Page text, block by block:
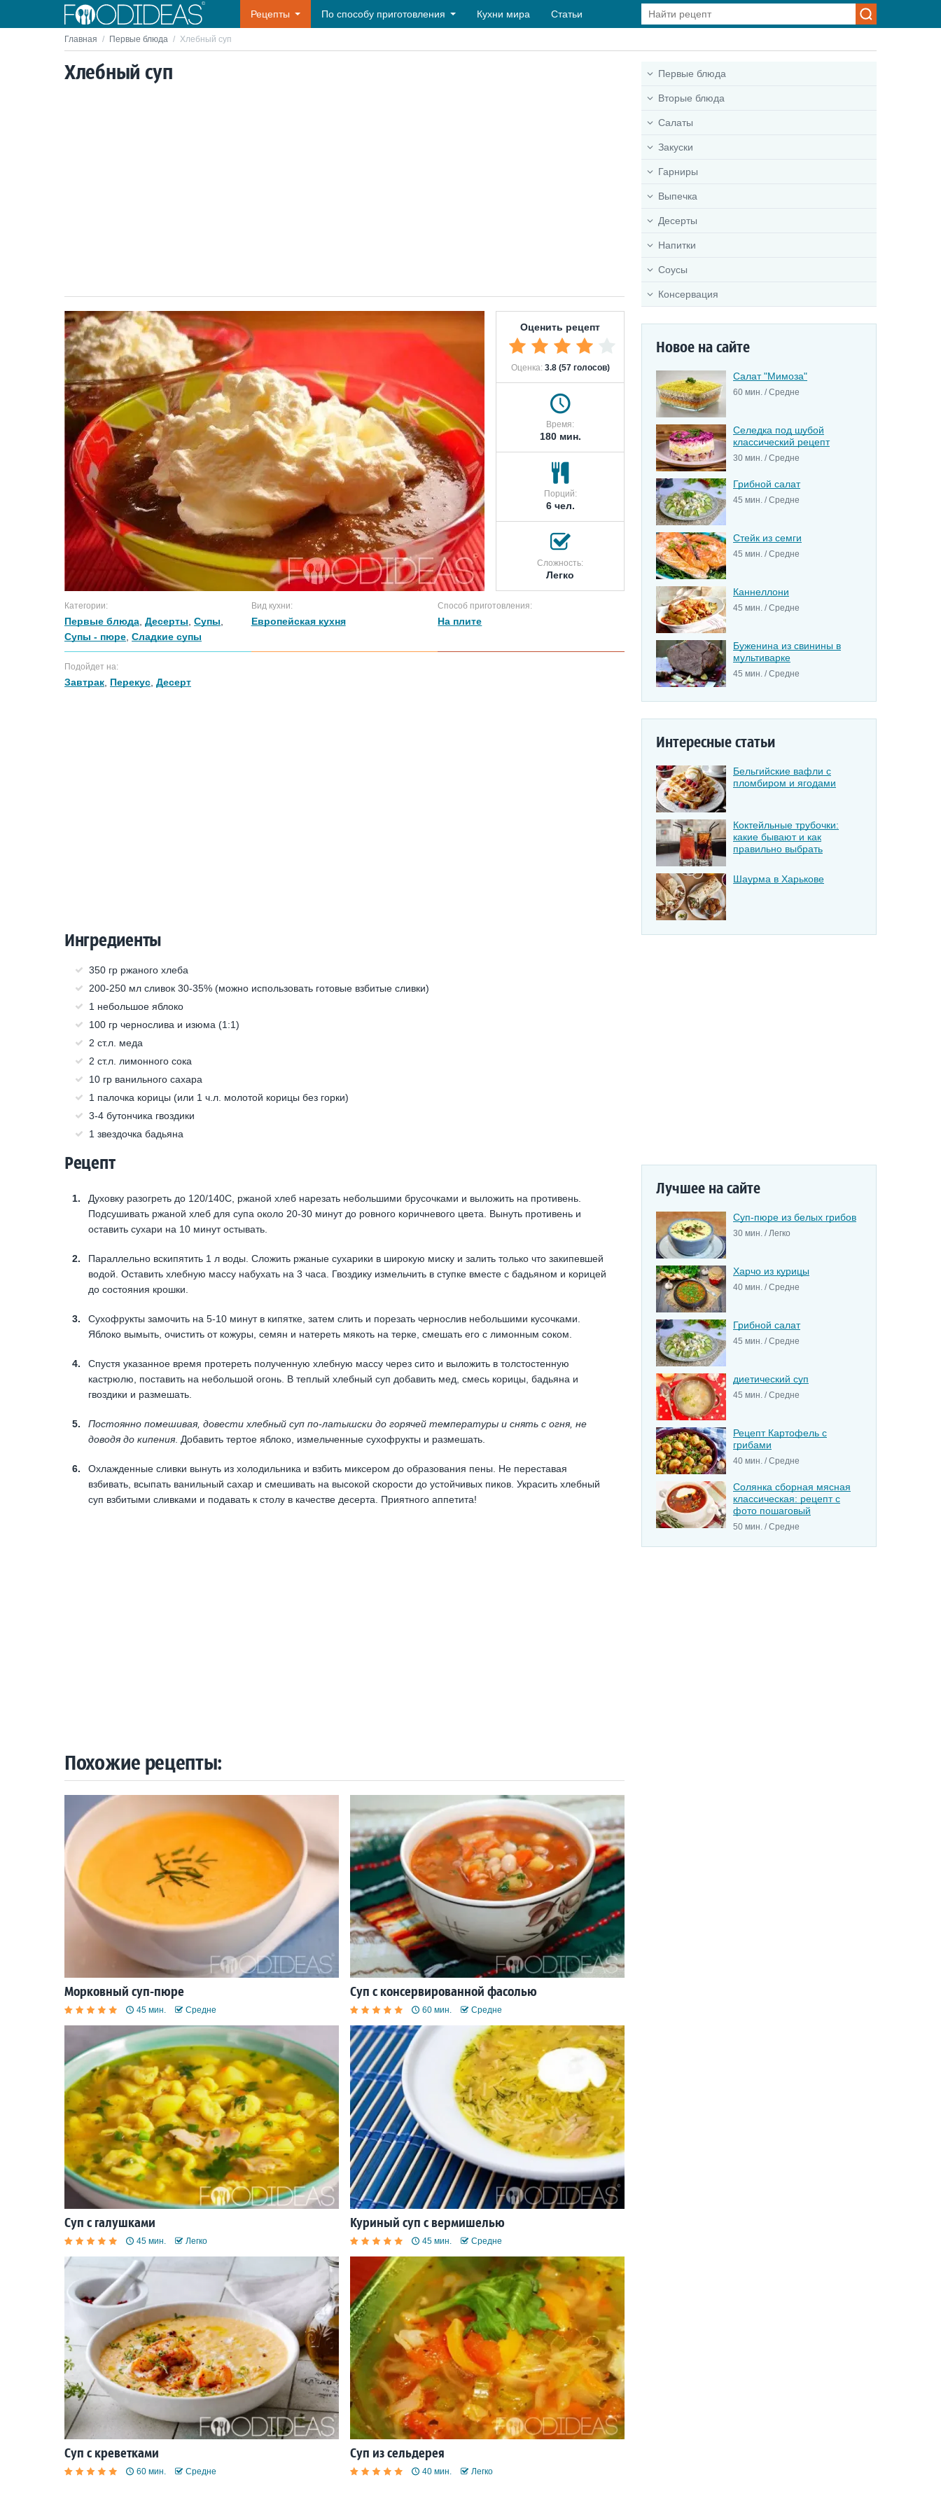
Рецепты По способу приготовления Кухни мира Статьи
Главная / Первые блюда / Хлебный суп
Хлебный суп
Оценить рецепт
Оценка: 3.8 (57 голосов)
Время:
180 мин.
Порций:
6 чел.
Сложность:
Легко
Категории:
Первые блюда Десерты Супы
Супы - пюре Сладкие супы
Вид кухни:
Европейская кухня
Способ приготовления:
На плите
Подойдет на:
Завтрак Перекус Десерт
Ингредиенты
350 гр ржаного хлеба
200-250 мл сливок 30-35% (можно использовать готовые взбитые сливки)
1 небольшое яблоко
100 гр чернослива и изюма (1:1)
2 ст.л. меда
2 ст.л. лимонного сока
10 гр ванильного сахара
1 палочка корицы (или 1 ч.л. молотой корицы без горки)
3-4 бутончика гвоздики
1 звездочка бадьяна
Рецепт
Духовку разогреть до 120/140С, ржаной хлеб нарезать небольшими брусочками и выложить на противень.
Подсушивать ржаной хлеб для супа около 20-30 минут до ровного коричневого цвета. Вынуть противень и
оставить сухари на 10 минут остывать.
Параллельно вскипятить 1 л воды. Сложить ржаные сухарики в широкую миску и залить только что закипевшей
водой. Оставить хлебную массу набухать на 3 часа. Гвоздику измельчить в ступке вместе с бадьяном и корицей
до состояния крошки.
Сухофрукты замочить на 5-10 минут в кипятке, затем слить и порезать чернослив небольшими кусочками.
Яблоко вымыть, очистить от кожуры, семян и натереть мякоть на терке, смешать его с лимонным соком.
Спустя указанное время протереть полученную хлебную массу через сито и выложить в толстостенную
кастрюлю, поставить на небольшой огонь. В теплый хлебный суп добавить мед, смесь корицы, бадьяна и
гвоздики и размешать.
Постоянно помешивая, довести хлебный суп по-латышски до горячей температуры и снять с огня, не
доводя до кипения . Добавить тертое яблоко, измельченные сухофрукты и размешать.
Охлажденные сливки вынуть из холодильника и взбить миксером до образования пены. Не переставая
взбивать, всыпать ванильный сахар и смешивать на высокой скорости до устойчивых пиков. Украсить хлебный
суп взбитыми сливками и подавать к столу в качестве десерта. Приятного аппетита!
Похожие рецепты:
Морковный суп-пюре
45 мин. Средне
Суп с консервированной фасолью
60 мин. Средне
Суп с галушками
45 мин. Легко
Куриный суп с вермишелью
45 мин. Средне
Суп с креветками
60 мин. Средне
Суп из сельдерея
40 мин. Легко
Первые блюда
Вторые блюда
Салаты
Закуски
Гарниры
Выпечка
Десерты
Напитки
Соусы
Консервация
Новое на сайте
Салат "Мимоза"
60 мин. / Средне
Селедка под шубой
классический рецепт
30 мин. / Средне
Грибной салат
45 мин. / Средне
Стейк из семги
45 мин. / Средне
Каннеллони
45 мин. / Средне
Буженина из свинины в
мультиварке
45 мин. / Средне
Интересные статьи
Бельгийские вафли с
пломбиром и ягодами
Коктейльные трубочки:
какие бывают и как
правильно выбрать
Шаурма в Харькове
Лучшее на сайте
Суп-пюре из белых грибов
30 мин. / Легко
Харчо из курицы
40 мин. / Средне
Грибной салат
45 мин. / Средне
диетический суп
45 мин. / Средне
Рецепт Картофель с
грибами
40 мин. / Средне
Солянка сборная мясная
классическая: рецепт с
фото пошаговый
50 мин. / Средне